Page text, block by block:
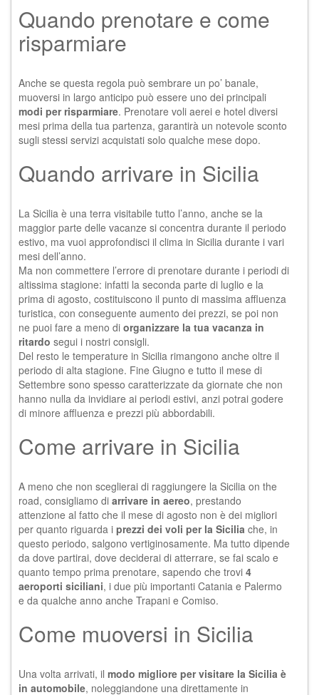
Quando prenotare e come
risparmiare
Anche se questa regola può sembrare un po’ banale,
muoversi in largo anticipo può essere uno dei principali
modi per risparmiare. Prenotare voli aerei e hotel diversi
mesi prima della tua partenza, garantirà un notevole sconto
sugli stessi servizi acquistati solo qualche mese dopo.
Quando arrivare in Sicilia
La Sicilia è una terra visitabile tutto l’anno, anche se la
maggior parte delle vacanze si concentra durante il periodo
estivo, ma vuoi approfondisci il clima in Sicilia durante i vari
mesi dell’anno.
Ma non commettere l’errore di prenotare durante i periodi di
altissima stagione: infatti la seconda parte di luglio e la
prima di agosto, costituiscono il punto di massima affluenza
turistica, con conseguente aumento dei prezzi, se poi non
ne puoi fare a meno di organizzare la tua vacanza in
ritardo segui i nostri consigli.
Del resto le temperature in Sicilia rimangono anche oltre il
periodo di alta stagione. Fine Giugno e tutto il mese di
Settembre sono spesso caratterizzate da giornate che non
hanno nulla da invidiare ai periodi estivi, anzi potrai godere
di minore affluenza e prezzi più abbordabili.
Come arrivare in Sicilia
A meno che non sceglierai di raggiungere la Sicilia on the
road, consigliamo di arrivare in aereo, prestando
attenzione al fatto che il mese di agosto non è dei migliori
per quanto riguarda i prezzi dei voli per la Sicilia che, in
questo periodo, salgono vertiginosamente. Ma tutto dipende
da dove partirai, dove deciderai di atterrare, se fai scalo e
quanto tempo prima prenotare, sapendo che trovi 4
aeroporti siciliani, i due più importanti Catania e Palermo
e da qualche anno anche Trapani e Comiso.
Come muoversi in Sicilia
Una volta arrivati, il modo migliore per visitare la Sicilia è
in automobile, noleggiandone una direttamente in